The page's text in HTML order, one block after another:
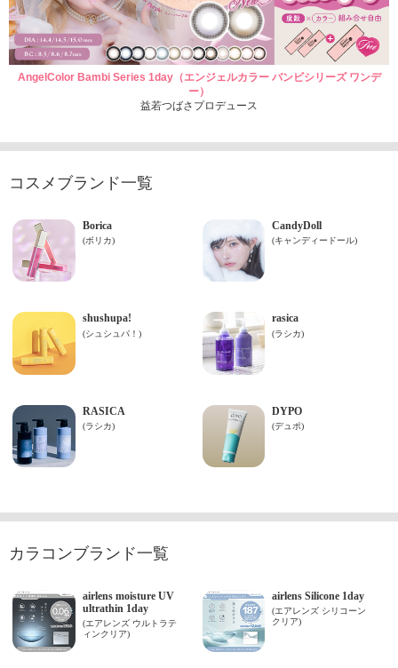
AngelColor Bambi Series 1day（エンジェルカラー バンビシリーズ ワンデ
ー）
益若つばさプロデュース
コスメブランド一覧
カラコンブランド一覧